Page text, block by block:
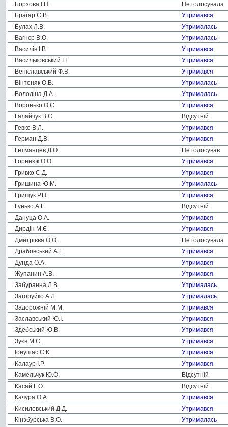
Борзова І.Н.
Не голосувала
Брагар Є.В.
Утримався
Булах Л.В.
Утрималась
Вагнєр В.О.
Утрималась
Василів І.В.
Утримався
Васильковський І.І.
Утримався
Веніславський Ф.В.
Утримався
Вінтоняк О.В.
Утрималась
Володіна Д.А.
Утрималась
Воронько О.Є.
Утримався
Галайчук В.С.
Відсутній
Гевко В.Л.
Утримався
Герман Д.В.
Утримався
Гетманцев Д.О.
Не голосував
Горенюк О.О.
Утримався
Гривко С.Д.
Утримався
Гришина Ю.М.
Утрималась
Грищук Р.П.
Утримався
Гунько А.Г.
Відсутній
Дануца О.А.
Утримався
Дирдін М.Є.
Утримався
Дмитрієва О.О.
Не голосувала
Драбовський А.Г.
Утримався
Дунда О.А.
Утримався
Жупанин А.В.
Утримався
Забуранна Л.В.
Утрималась
Загоруйко А.Л.
Утрималась
Задорожній М.М.
Утримався
Заславський Ю.І.
Утримався
Здебський Ю.В.
Утримався
Зуєв М.С.
Утримався
Іонушас С.К.
Утримався
Калаур І.Р.
Утримався
Камельчук Ю.О.
Відсутній
Касай Г.О.
Відсутній
Качура О.А.
Утримався
Кисилевський Д.Д.
Утримався
Кінзбурська В.О.
Утрималась